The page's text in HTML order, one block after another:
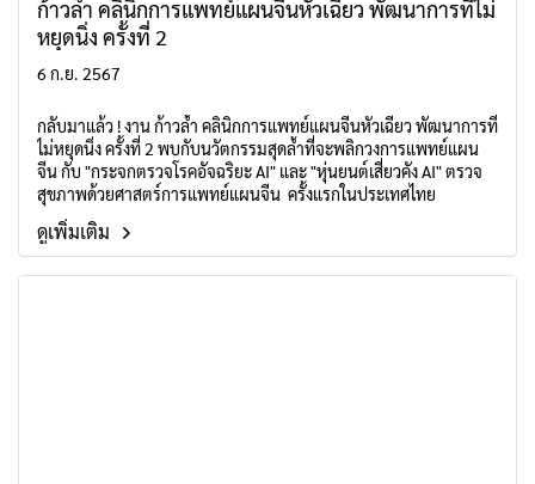
ก้าวล้ำ คลินิกการแพทย์แผนจีนหัวเฉียว พัฒนาการที่ไม่
หยุดนิ่ง ครั้งที่ 2
6 ก.ย. 2567
กลับมาแล้ว ! งาน ก้าวล้ำ คลินิกการแพทย์แผนจีนหัวเฉียว พัฒนาการที่
ไม่หยุดนิ่ง ครั้งที่ 2 พบกับนวัตกรรมสุดล้ำที่จะพลิกวงการแพทย์แผน
จีน กับ "กระจกตรวจโรคอัจฉริยะ AI" และ "หุ่นยนต์เสี่ยวคัง AI" ตรวจ
สุขภาพด้วยศาสตร์การแพทย์แผนจีน ครั้งแรกในประเทศไทย
ดูเพิ่มเติม